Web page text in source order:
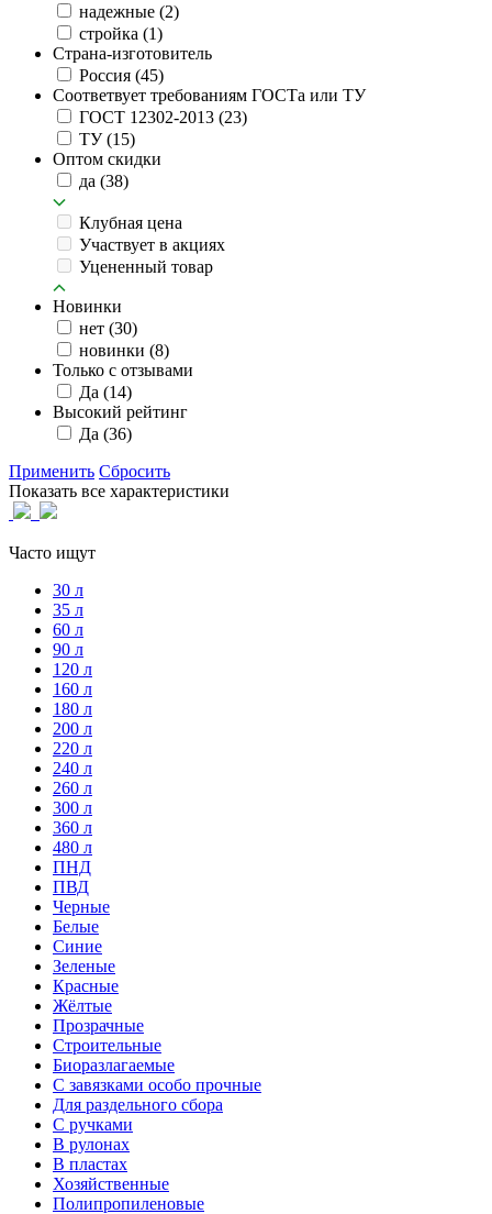
надежные (2)
стройка (1)
Страна-изготовитель
Россия (45)
Соответвует требованиям ГОСТа или ТУ
ГОСТ 12302-2013 (23)
ТУ(15)
Оптом скидки
да (38)
Клубная цена
Участвует в акциях
Уцененный товар
Новинки
нет (30)
новинки (8)
Только с отзывами
Да (14)
Высокий рейтинг
Да (36)
Применить Сбросить
Показать все характеристики
Часто ищут
30 л
35 л
60 л
90 л
120 л
160 л
180 л
200 л
220 л
240 л
260 л
300 л
360 л
480 л
ПНД
ПВД
Черные
Белые
Синие
Зеленые
Красные
Жёлтые
Прозрачные
Строительные
Биоразлагаемые
С завязками особо прочные
Для раздельного сбора
С ручками
В рулонах
В пластах
Хозяйственные
Полипропиленовые